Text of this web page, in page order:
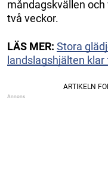
måndagskvällen
två veckor.
LÄS MER: Stora
landslagshjälten